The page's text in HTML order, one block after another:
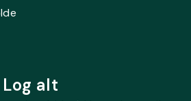
Log alt